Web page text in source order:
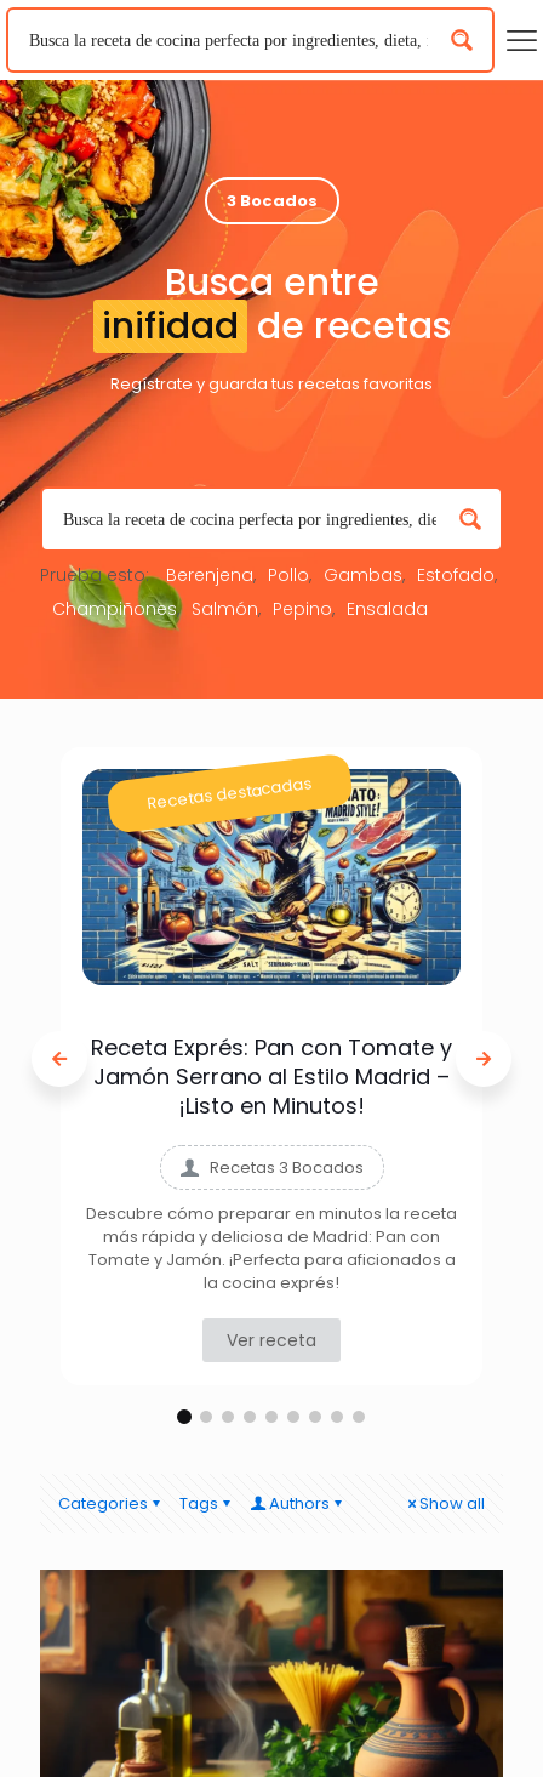
3 Bocados
Busca entre
inifidad de recetas
Regístrate y guarda tus recetas favoritas
Prueba esto: Berenjena Pollo Gambas
Estofado
Champiñones
Salmón Pepino Ensalada
Recetas destacadas
Receta Exprés: Pan con Tomate y
Jamón Serrano al Estilo Madrid –
¡Listo en Minutos!
Recetas 3 Bocados
Descubre cómo preparar en minutos la receta
más rápida y deliciosa de Madrid: Pan con
Tomate y Jamón. ¡Perfecta para aficionados a
la cocina exprés!
Ver receta
Categories Tags Authors Show all